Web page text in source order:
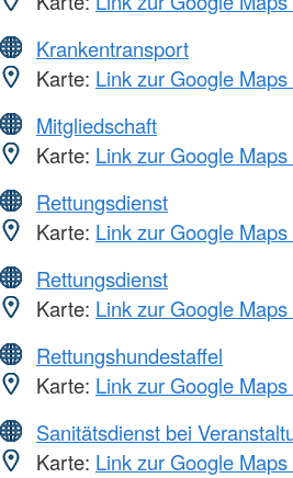
Krankentransport
Karte: Link zur Google
Mitgliedschaft
Karte: Link zur Google
Rettungsdienst
Karte: Link zur Google
Rettungsdienst
Karte: Link zur Google
Rettungshundestaffel
Karte: Link zur Google
Sanitätsdienst bei
Karte: Link zur Google